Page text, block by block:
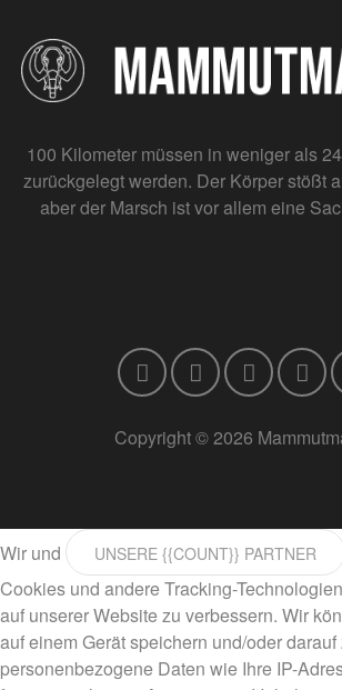
100 Kilometer müssen in weniger als
zurückgelegt werden. Der Körper stößt
aber der Marsch ist vor allem eine
Copyright © 2026
Wir und UNSERE {{COUNT}} PARTNER
Cookies und andere Tracking-
auf unserer Website zu verbessern. Wir
auf einem Gerät speichern und/oder
personenbezogene Daten wie Ihre IP-